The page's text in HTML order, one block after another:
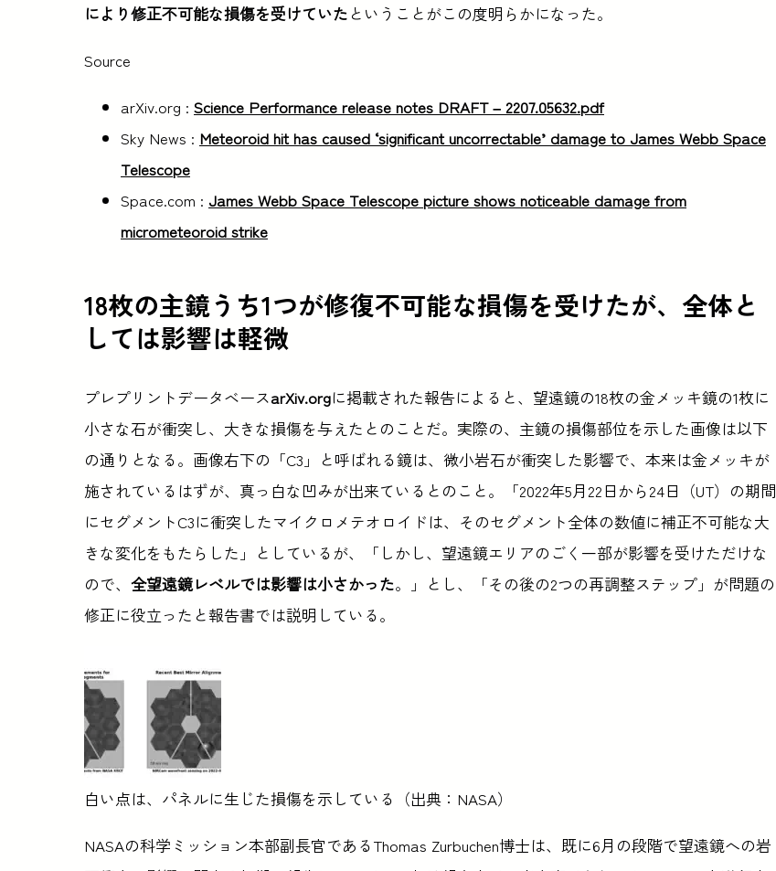
により修正不可能な損傷を受けていた ということがこの度明らかになった。
Source
arXiv.org : Science Performance release notes DRAFT – 2207.05632.pdf
Sky News : Meteoroid hit has caused ‘significant uncorrectable’ damage to James Webb Space
Telescope
Space.com : James Webb Space Telescope picture shows noticeable damage from
micrometeoroid strike
18枚の主鏡うち1つが修復不可能な損傷を受けたが、全体と
しては影響は軽微
プレプリントデータベースarXiv.orgに掲載された報告によると、望遠鏡の18枚の金メッキ鏡の1枚に
小さな石が衝突し、大きな損傷を与えたとのことだ。実際の、主鏡の損傷部位を示した画像は以下
の通りとなる。画像右下の「C3」と呼ばれる鏡は、微小岩石が衝突した影響で、本来は金メッキが
施されているはずが、真っ白な凹みが出来ているとのこと。「2022年5月22日から24日（UT）の期間
にセグメントC3に衝突したマイクロメテオロイドは、そのセグメント全体の数値に補正不可能な大
きな変化をもたらした」としているが、「しかし、望遠鏡エリアのごく一部が影響を受けただけな
ので、 全望遠鏡レベルでは影響は小さかった。」とし、「その後の2つの再調整ステップ」が問題の
修正に役立ったと報告書では説明している。
白い点は、パネルに生じた損傷を示している（出典：NASA）
NASAの科学ミッション本部副長官であるThomas Zurbuchen博士は、既に6月の段階で望遠鏡への岩